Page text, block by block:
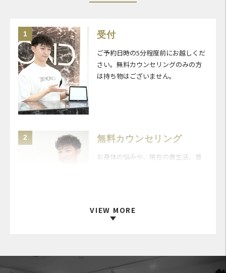
1 受付
ご予約日時の5分程度前にお越しくだ
さい。無料カウンセリングのみの方
は持ち物はございません。
2 無料カウンセリング
お身体の悩みや、現在の食生活、普
VIEW MORE